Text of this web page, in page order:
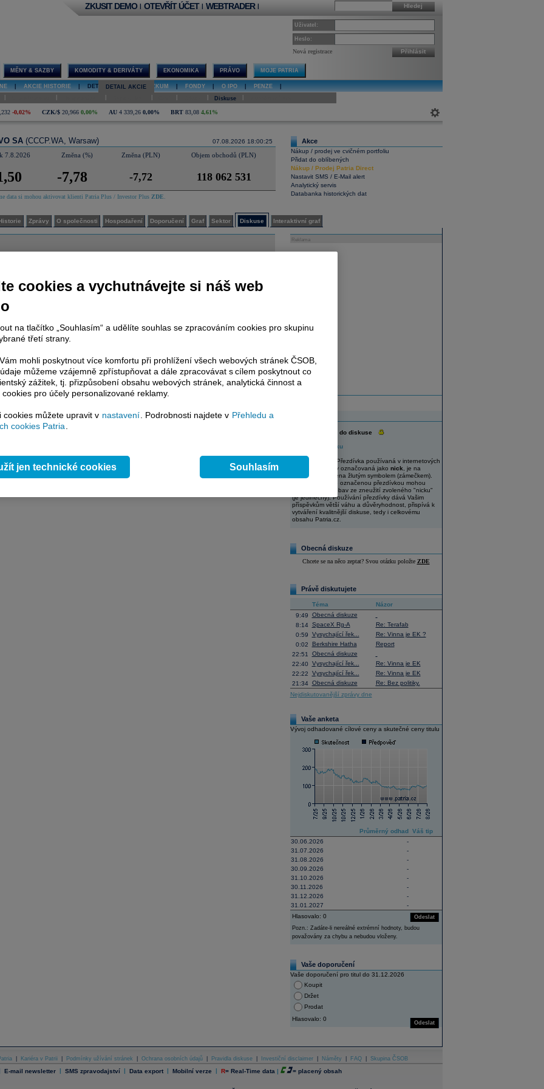
Hledej
ZKUSIT DEMO | OTEVŘÍT ÚČET | WEBTRADER |
Uživatel:
Heslo:
Nová registrace Přihlásit
MĚNY & SAZBY KOMODITY & DERIVÁTY EKONOMIKA PRÁVO MOJE PATRIA
AKCIE HISTORIE DETAIL AKCIE | VÝZKUM FONDY O IPO PENZE
DETAIL AKCIE
Diskuse
-0,02% CZK/$ 20,966 0,00% AU 4 339,26 0,00% BRT 83,08 4,61%
07.08.2026 18:00:25
SA (CCCP.WA, Warsaw)
7.8.2026 Změna (%) Změna (PLN) Objem obchodů (PLN)
-7,78 -7,72 118 062 531
data si mohou aktivovat klienti Patria Plus / Investor Plus ZDE
Akce
Nákup / prodej ve cvičném portfoliu
Přidat do oblíbených
Nákup/ Prodej Patria Direct
Nastavit SMS / E-Mail alert
Analytický servis
Databanka historických dat
Zprávy O společnosti Hospodaření Doporučení Graf Sektor Diskuse Interaktivní graf
můžete zahájit diskusi. Zatím nebyl zadán žádný názor. Do diskuse mohou přispívat
). Pokud nemáte účet, na který byste se mohli přihlásit, registrujte se
Reklama
Vaše přezdívka do diskuse
Změnit přezdívku
UPOZORNĚNÍ: Přezdívka používaná v internetových
diskuzích, někdy označovaná jako nick , je na
Patria.cz označena žlutým symbolem (zámečkem).
Uživatelé s takto označenou přezdívkou mohou
diskutovat bez obav ze zneužití zvoleného "nicku"
(je jedinečný). Používání přezdívky dává Vašim
příspěvkům větší váhu a důvěryhodnost, přispívá k
vytváření kvalitnější diskuse, tedy i celkovému
obsahu Patria.cz.
Obecná diskuze
Chcete se na něco zeptat? Svou otázku položte ZDE
Právě diskutujete
Téma
Názor
9:49
Obecná diskuze
8:14
SpaceX Rg-A
Re: Terafab
0:59
Vysychající řek...
Re: Vinna je EK ?
0:02
Berkshire Hatha
Report
22:51
Obecná diskuze
22:40
Vysychající řek...
Re: Vinna je EK
22:22
Vysychající řek...
Re: Vinna je EK
21:34
Obecná diskuze
Re: Bez politiky.
Nejdiskutovanější zprávy dne
Vaše anketa
Vývoj odhadované cílové ceny a skutečné ceny titulu
Průměrný odhad Váš tip
30.06.2026
-
31.07.2026
-
31.08.2026
-
30.09.2026
-
31.10.2026
-
30.11.2026
-
31.12.2026
-
31.01.2027
-
Odeslat
Hlasovalo: 0
Pozn.: Zadáte-li nereálné extrémní hodnoty, budou
považovány za chybu a nebudou vloženy.
Vaše doporučení
Vaše doporučení pro titul do 31.12.2026
Koupit
Držet
Prodat
Odeslat
Hlasovalo: 0
Kariéra v Patrii Podmínky užívání stránek Ochrana osobních údajů Pravidla diskuse Investiční disclaimer Náměty FAQ Skupina ČSOB
E-mail newsletter | SMS zpravodajství | Data export | Mobilní verze | R= Real-Time data | = placený obsah
cookies a vychutnávejte si náš web
na tlačítko „Souhlasím“ a udělíte souhlas se zpracováním cookies pro skupinu
třetí strany.
mohli poskytnout více komfortu při prohlížení všech webových stránek ČSOB,
můžeme vzájemně zpřístupňovat a dále zpracovávat s cílem poskytnout co
zážitek, tj. přizpůsobení obsahu webových stránek, analytická činnost a
pro účely personalizované reklamy.
cookies můžete upravit v nastavení . Podrobnosti najdete v Přehledu a
cookies Patria
jen technické cookies Souhlasím